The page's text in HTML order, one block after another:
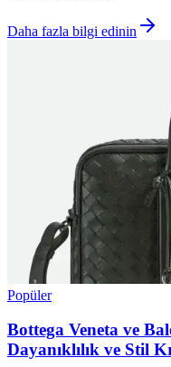
Daha fazla bilgi edinin
Popüler
Bottega Veneta ve
Dayanıklılık ve Stil